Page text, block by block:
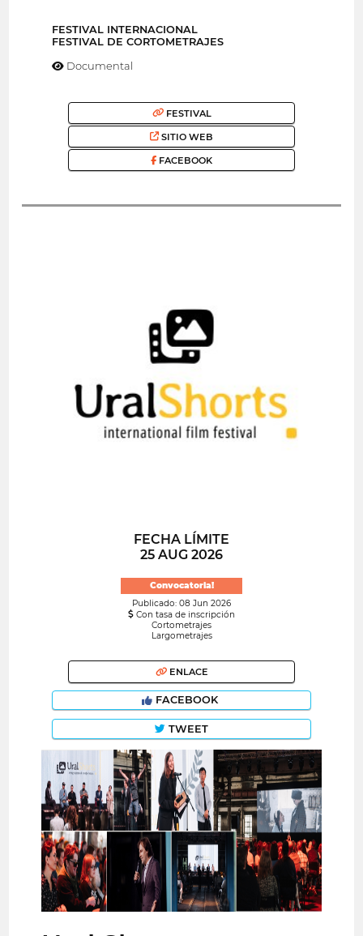
FESTIVAL INTERNACIONAL
FESTIVAL DE CORTOMETRAJES
Documental
FESTIVAL
SITIO WEB
FACEBOOK
FECHA LÍMITE
25 AUG 2026
Convocatoria!
Publicado: 08 Jun 2026
Con tasa de inscripción
Cortometrajes
Largometrajes
ENLACE
FACEBOOK
TWEET